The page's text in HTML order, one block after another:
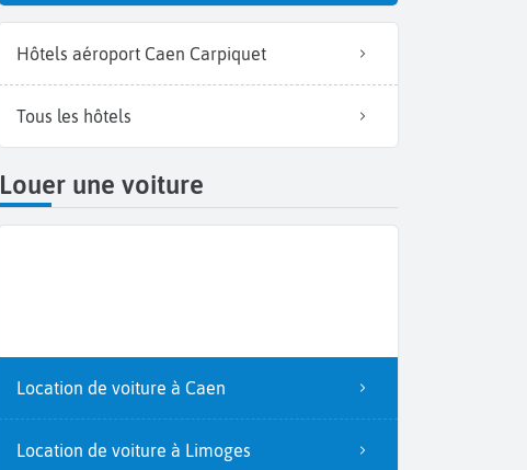
Hôtels aéroport Caen Carpiquet
Tous les hôtels
Louer une voiture
Location de voiture à Caen
Location de voiture à Limoges